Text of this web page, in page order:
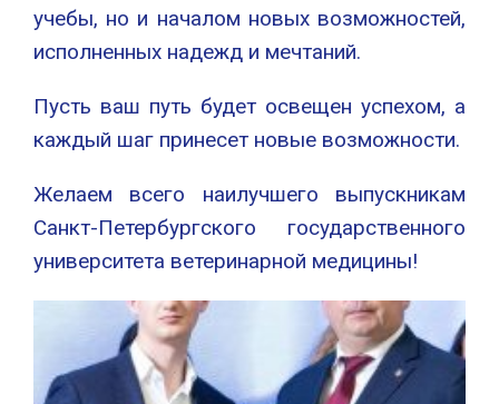
учебы, но и началом новых возможностей,
исполненных надежд и мечтаний.
Пусть ваш путь будет освещен успехом, а
каждый шаг принесет новые возможности.
Желаем всего наилучшего выпускникам
Санкт-Петербургского государственного
университета ветеринарной медицины!